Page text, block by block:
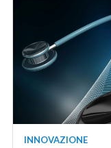
INNOVAZIONE